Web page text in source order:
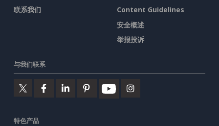
联系我们
Content Guidelines
安全概述
举报投诉
与我们联系
特色产品